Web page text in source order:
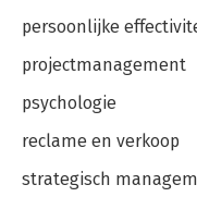
persoonlijke
projectmanagement
psychologie
reclame en verkoop
strategisch